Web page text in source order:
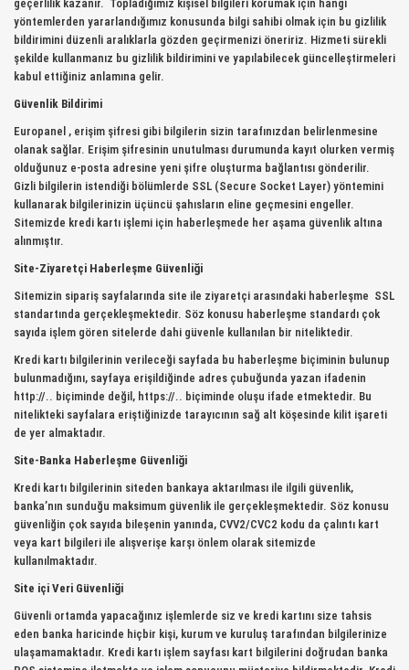
geçerlilik kazanır. Topladığımız kişisel bilgileri korumak için hangi
yöntemlerden yararlandığımız konusunda bilgi sahibi olmak için bu gizlilik
bildirimini düzenli aralıklarla gözden geçirmenizi öneririz. Hizmeti sürekli
şekilde kullanmanız bu gizlilik bildirimini ve yapılabilecek güncelleştirmeleri
kabul ettiğiniz anlamına gelir.
Güvenlik Bildirimi
Europanel , erişim şifresi gibi bilgilerin sizin tarafınızdan belirlenmesine
olanak sağlar. Erişim şifresinin unutulması durumunda kayıt olurken vermiş
olduğunuz e-posta adresine yeni şifre oluşturma bağlantısı gönderilir.
Gizli bilgilerin istendiği bölümlerde SSL (Secure Socket Layer) yöntemini
kullanarak bilgilerinizin üçüncü şahısların eline geçmesini engeller.
Sitemizde kredi kartı işlemi için haberleşmede her aşama güvenlik altına
alınmıştır.
Site-Ziyaretçi Haberleşme Güvenliği
Sitemizin sipariş sayfalarında site ile ziyaretçi arasındaki haberleşme SSL
standartında gerçekleşmektedir. Söz konusu haberleşme standardı çok
sayıda işlem gören sitelerde dahi güvenle kullanılan bir niteliktedir.
Kredi kartı bilgilerinin verileceği sayfada bu haberleşme biçiminin bulunup
bulunmadığını, sayfaya erişildiğinde adres çubuğunda yazan ifadenin
http://.. biçiminde değil, https://.. biçiminde oluşu ifade etmektedir. Bu
nitelikteki sayfalara eriştiğinizde tarayıcının sağ alt köşesinde kilit işareti
de yer almaktadır.
Site-Banka Haberleşme Güvenliği
Kredi kartı bilgilerinin siteden bankaya aktarılması ile ilgili güvenlik,
banka’nın sunduğu maksimum güvenlik ile gerçekleşmektedir. Söz konusu
güvenliğin çok sayıda bileşenin yanında, CVV2/CVC2 kodu da çalıntı kart
veya kart bilgileri ile alışverişe karşı önlem olarak sitemizde
kullanılmaktadır.
Site içi Veri Güvenliği
Güvenli ortamda yapacağınız işlemlerde siz ve kredi kartını size tahsis
eden banka haricinde hiçbir kişi, kurum ve kuruluş tarafından bilgilerinize
ulaşamamaktadır. Kredi kartı işlem sayfası kart bilgilerini doğrudan banka